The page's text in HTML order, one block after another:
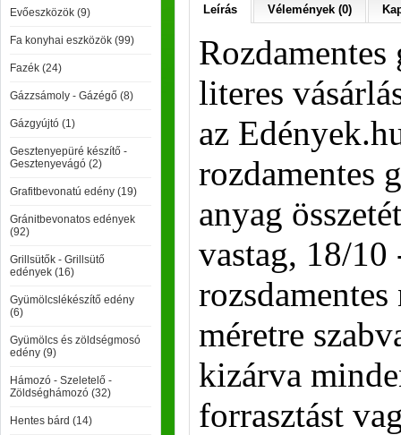
Evőeszközök (9)
Fa konyhai eszközök (99)
Fazék (24)
Gázzsámoly - Gázégő (8)
Gázgyújtó (1)
Gesztenyepüré készítő -
Gesztenyevágó (2)
Grafitbevonatú edény (19)
Gránitbevonatos edények
(92)
Grillsütők - Grillsütő
edények (16)
Gyümölcslékészítő edény
(6)
Gyümölcs és zöldségmosó
edény (9)
Hámozó - Szeletelő -
Zöldséghámozó (32)
Hentes bárd (14)
Leírás Vélemények (0)
literes
az
rozdamentes
anyag
vastag, 18/
rozsdamentes
méretre
kizárva
forrasztást